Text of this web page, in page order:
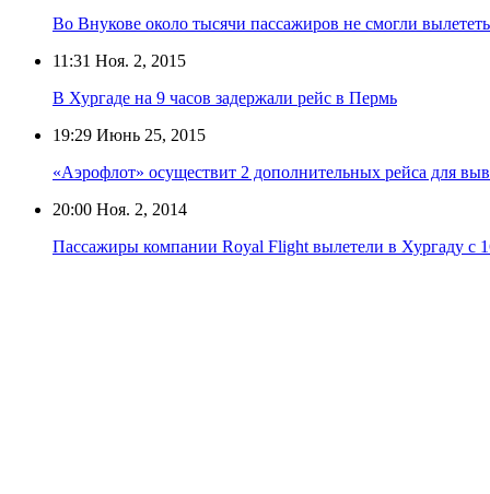
Во Внукове около тысячи пассажиров не смогли
11:31 Ноя. 2, 2015
В Хургаде на 9 часов задержали рейс в Пермь
19:29 Июнь 25, 2015
«Аэрофлот» осуществит 2 дополнительных рейса для
20:00 Ноя. 2, 2014
Пассажиры компании Royal Flight вылетели в Хургаду с